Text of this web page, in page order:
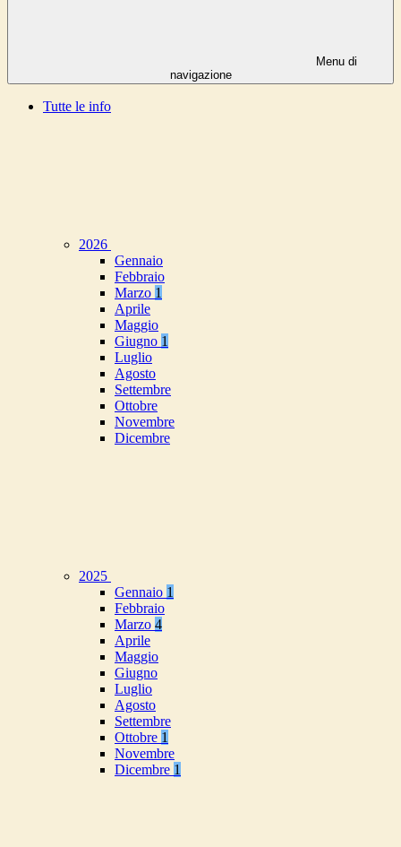
Menu di
navigazione
Tutte le info
2026
Gennaio
Febbraio
Marzo 1
Aprile
Maggio
Giugno 1
Luglio
Agosto
Settembre
Ottobre
Novembre
Dicembre
2025
Gennaio 1
Febbraio
Marzo 4
Aprile
Maggio
Giugno
Luglio
Agosto
Settembre
Ottobre 1
Novembre
Dicembre 1